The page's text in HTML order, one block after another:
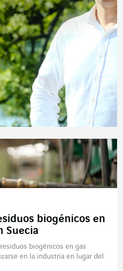
biogénicos en
Suecia
biogénicos en gas
en la industria en lugar del